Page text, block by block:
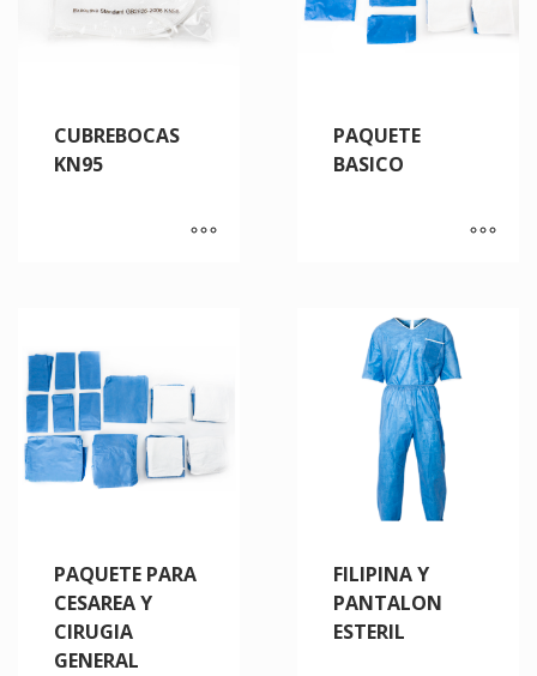
CUBREBOCAS
KN95
PAQUETE
BASICO
PAQUETE PARA
CESAREA Y
CIRUGIA
GENERAL
FILIPINA Y
PANTALON
ESTERIL